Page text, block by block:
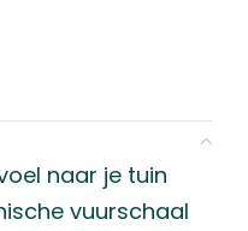
naar je tuin
vuurschaal